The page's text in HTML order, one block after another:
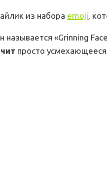
из набора emoji,
называется «Grinning
просто